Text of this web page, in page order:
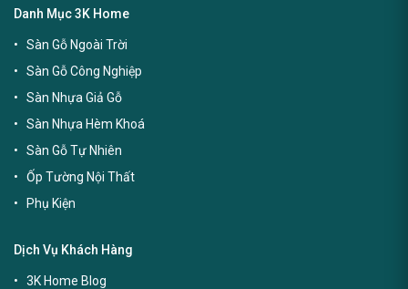
Danh Mục 3K Home
Sàn Gỗ Ngoài Trời
Sàn Gỗ Công Nghiệp
Sàn Nhựa Giả Gỗ
Sàn Nhựa Hèm Khoá
Sàn Gỗ Tự Nhiên
Ốp Tường Nội Thất
Phụ Kiện
Dịch Vụ Khách Hàng
3K Home Blog